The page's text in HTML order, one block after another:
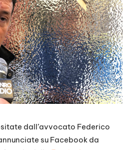
dall’avvocato Federico
su Facebook da